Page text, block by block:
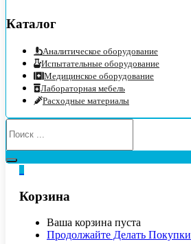
Каталог
Аналитическое оборудование
Испытательные оборудование
Медицинское оборудование
Лабораторная мебель
Расходные материалы
Корзина
Ваша корзина пуста
Продолжайте Делать Покупки